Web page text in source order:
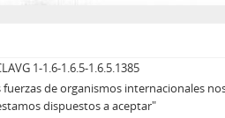
1-1.6-1.6.5-1.6.5.1385
fuerzas de organismos internacionales
dispuestos a aceptar"